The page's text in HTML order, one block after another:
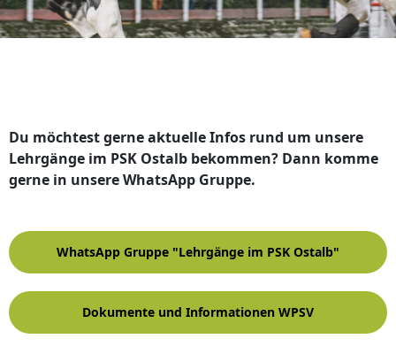
Du möchtest gerne aktuelle Infos rund um unsere
Lehrgänge im PSK Ostalb bekommen? Dann komme
gerne in unsere WhatsApp Gruppe.
WhatsApp Gruppe "Lehrgänge im PSK Ostalb"
Dokumente und Informationen WPSV